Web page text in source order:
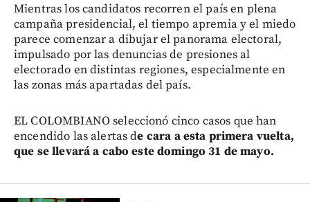
Mientras los candidatos recorren el país en plena
campaña presidencial, el tiempo apremia y el miedo
parece comenzar a dibujar el panorama electoral,
impulsado por las denuncias de presiones al
electorado en distintas regiones, especialmente en
las zonas más apartadas del país.
EL COLOMBIANO seleccionó cinco casos que han
encendido las alertas de cara a esta primera vuelta,
que se llevará a cabo este domingo 31 de mayo.